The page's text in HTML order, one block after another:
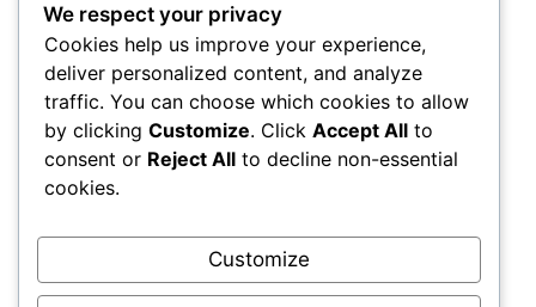
Pentingnya Memperbarui Perangkat Lunak
untuk Menjaga Keamanan Sistem
Cara Mengelola Aplikasi Startup agar Komputer
Menyala Lebih Cepat
Panduan Memilih Sistem Operasi Sesuai
Kebutuhan Pengguna
Cara Membersihkan Laptop dengan Aman
untuk Mencegah Penumpukan Debu
We respect your privacy
Cookies help us improve your experience,
deliver personalized content, and analyze
traffic. You can choose which cookies to allow
by clicking Customize. Click Accept All to
consent or Reject All to decline non-essential
cookies.
Customize